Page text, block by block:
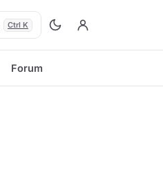
Ctrl K
Forum